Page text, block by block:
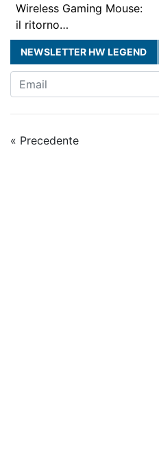
Wireless Gaming Mouse:
il ritorno…
NEWSLETTER HW LEGEND
« Precedente